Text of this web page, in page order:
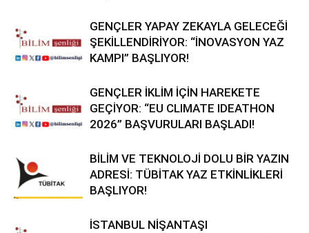
GENÇLER YAPAY ZEKAYLA GELECEĞİ
ŞEKİLLENDİRİYOR: “İNOVASYON YAZ
KAMPI” BAŞLIYOR!
GENÇLER İKLİM İÇİN HAREKETE
GEÇİYOR: “EU CLIMATE IDEATHON
2026” BAŞVURULARI BAŞLADI!
BİLİM VE TEKNOLOJİ DOLU BİR YAZIN
ADRESİ: TÜBİTAK YAZ ETKİNLİKLERİ
BAŞLIYOR!
İSTANBUL NİŞANTAŞI